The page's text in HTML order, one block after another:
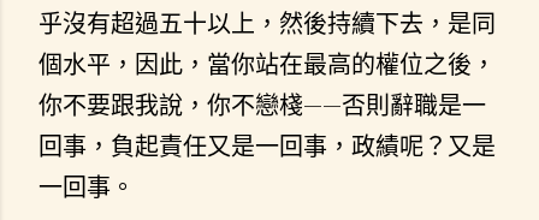
乎沒有超過五十以上，然後持續下去，是同
個水平，因此，當你站在最高的權位之後，
你不要跟我說，你不戀棧——否則辭職是一
回事，負起責任又是一回事，政績呢？又是
一回事。